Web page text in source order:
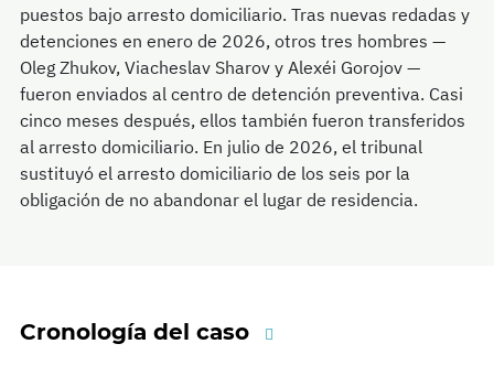
puestos bajo arresto domiciliario. Tras nuevas redadas y
detenciones en enero de 2026, otros tres hombres —
Oleg Zhukov, Viacheslav Sharov y Alexéi Gorojov —
fueron enviados al centro de detención preventiva. Casi
cinco meses después, ellos también fueron transferidos
al arresto domiciliario. En julio de 2026, el tribunal
sustituyó el arresto domiciliario de los seis por la
obligación de no abandonar el lugar de residencia.
Cronología del caso